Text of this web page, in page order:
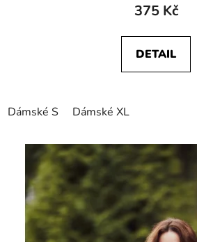
375 Kč
DETAIL
Dámské S Dámské XL